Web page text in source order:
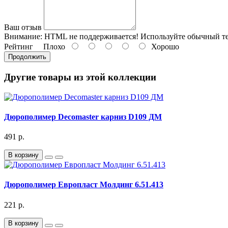
Ваш отзыв
Внимание: HTML не поддерживается! Используйте обычный
Рейтинг Плохо Хорошо
Продолжить
Другие товары из этой коллекции
Дюрополимер Decomaster карниз D109 ДМ
491 р.
В корзину
Дюрополимер Европласт Молдинг 6.51.413
221 р.
В корзину